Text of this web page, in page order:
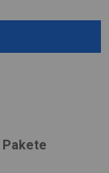
Pakete